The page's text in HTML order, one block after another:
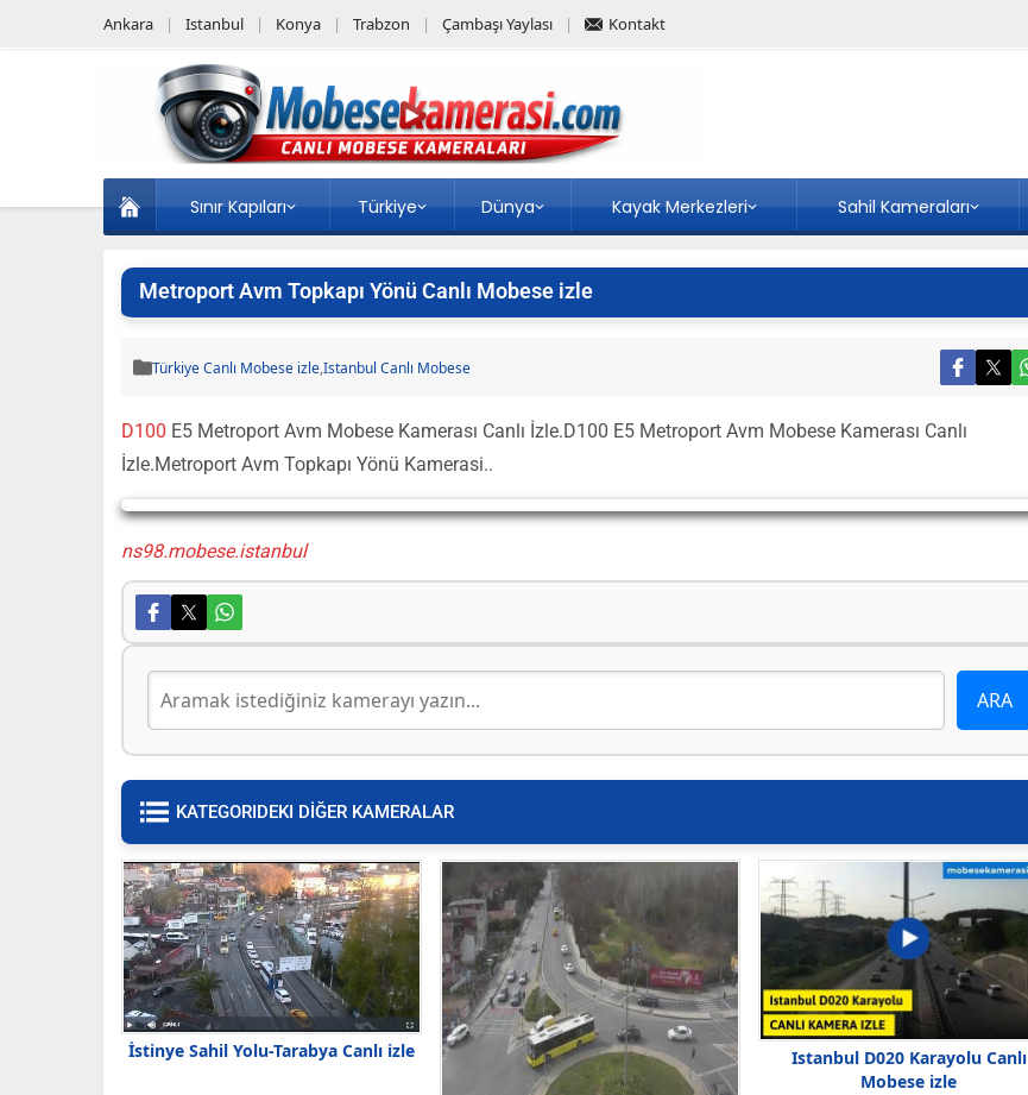
Ankara Istanbul Konya Trabzon Çambaşı Yaylası Kontakt
Sınır Kapıları Türkiye Dünya Kayak Merkezleri Sahil Kameraları
Metroport Avm Topkapı Yönü Canlı Mobese izle
Türkiye Canlı Mobese izle,Istanbul Canlı Mobese
D100 E5 Metroport Avm Mobese Kamerası Canlı İzle.D100 E5 Metroport Avm Mobese Kamerası Canlı
İzle.Metroport Avm Topkapı Yönü Kamerasi..
Yayın Yükleniyor...
ns98.mobese.istanbul
KATEGORIDEKI DİĞER KAMERALAR
İstinye Sahil Yolu-Tarabya Canlı izle
Istanbul D020 Karayolu Canlı
Mobese izle